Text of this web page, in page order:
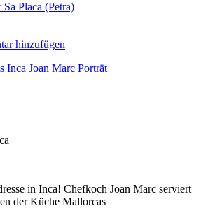
Sa Placa (Petra)
hinzufügen
in Inca! Chefkoch Joan Marc serviert
der Küche Mallorcas